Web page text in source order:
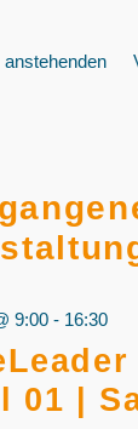
9:00- 16:30
01 |